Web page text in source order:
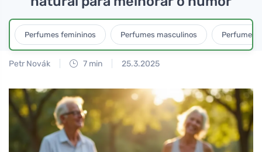
Perfumes femininos Perfumes masculinos Perfumes
Petr Novák 7 min 25.3.2025